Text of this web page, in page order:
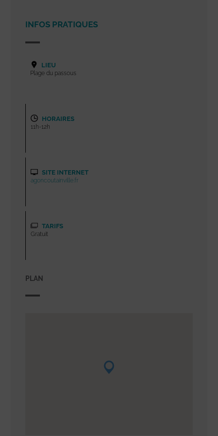
INFOS PRATIQUES
LIEU
Plage du passous
HORAIRES
11h-12h
SITE INTERNET
agoncoutainville.fr
TARIFS
Gratuit
PLAN